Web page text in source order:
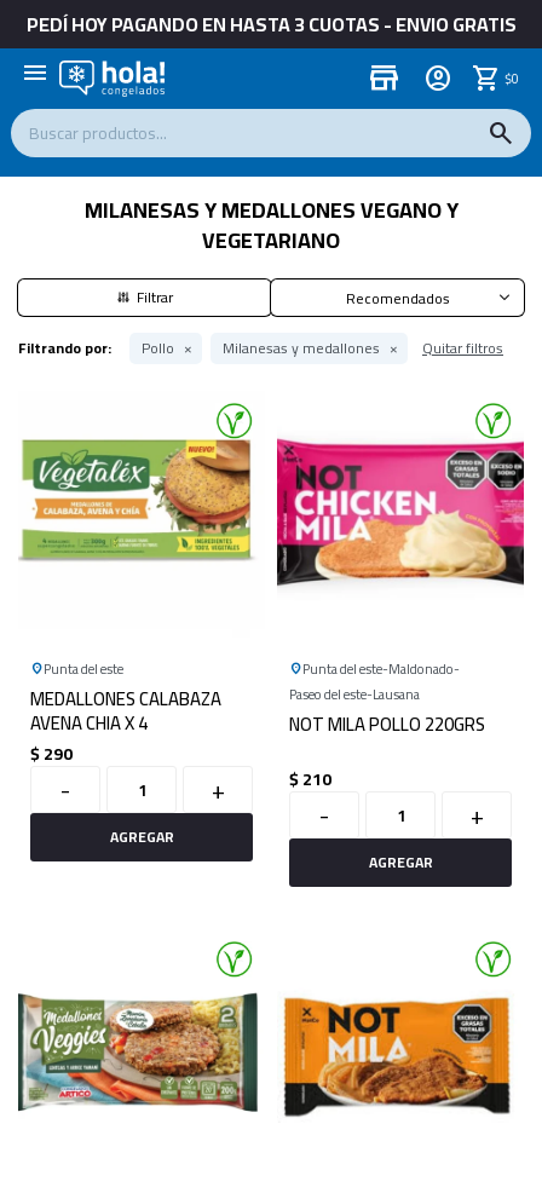
PEDÍ HOY PAGANDO EN HASTA 3 CUOTAS - ENVIO GRATIS
menu store $0
MILANESAS Y MEDALLONES VEGANO Y
VEGETARIANO
Recomendados
Filtrando por:
Pollo Milanesas y medallones Quitar filtros
Punta del este
MEDALLONES CALABAZA
AVENA CHIA X 4
$290
- +
Punta del este Maldonado
Paseo del este Lausana
NOT MILA POLLO 220GRS
$210
- +